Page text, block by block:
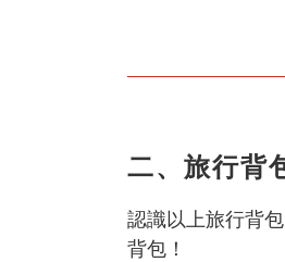
二、旅行背
認識以上旅行背
背包！